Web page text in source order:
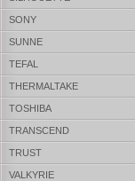
SONY
SUNNE
TEFAL
THERMALTAKE
TOSHIBA
TRANSCEND
TRUST
VALKYRIE